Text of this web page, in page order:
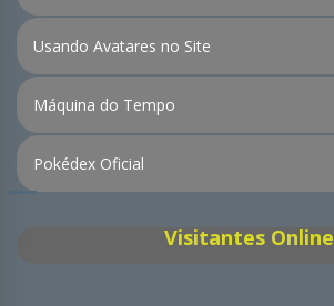
Usando Avatares no Site
Máquina do Tempo
Pokédex Oficial
Visitantes Online